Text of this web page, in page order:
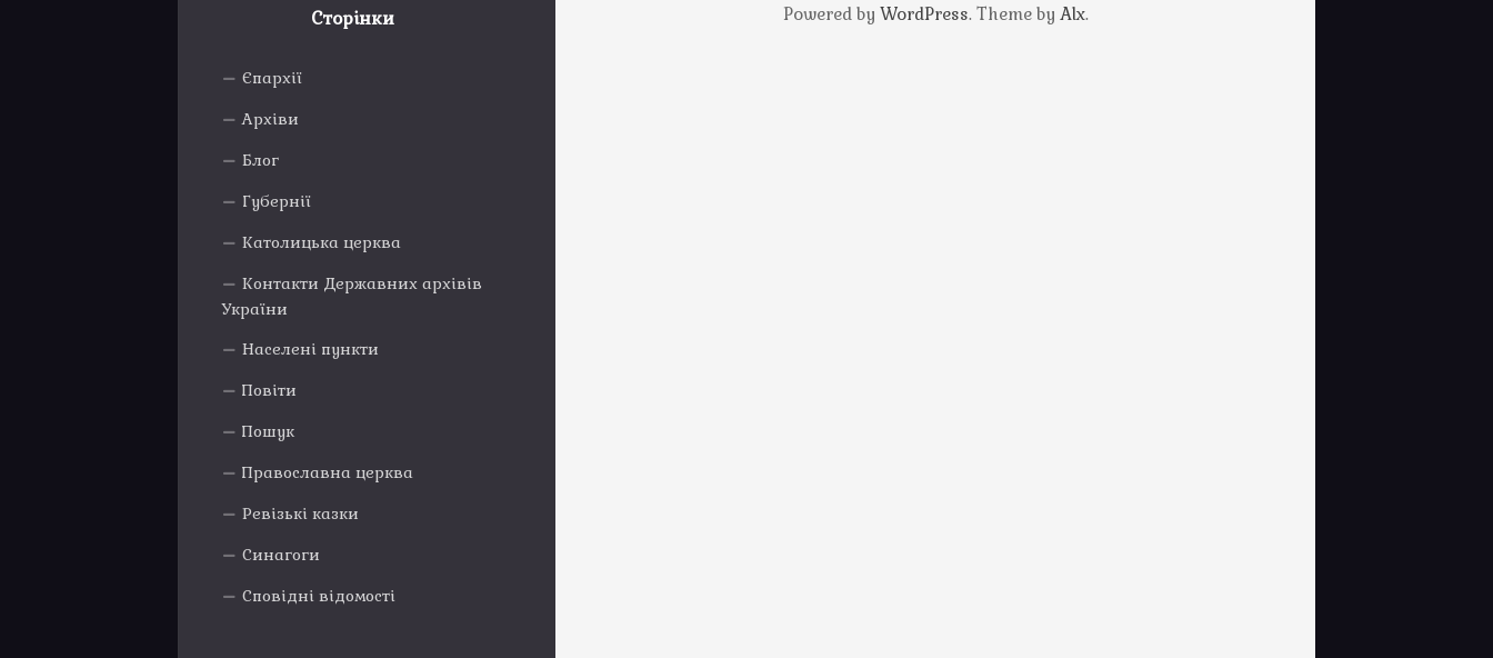
Сторінки
Єпархії
Архіви
Блог
Губернії
Католицька церква
Контакти Державних архівів
України
Населені пункти
Повіти
Пошук
Православна церква
Ревізькі казки
Синагоги
Сповідні відомості
Powered by WordPress. Theme by Alx.